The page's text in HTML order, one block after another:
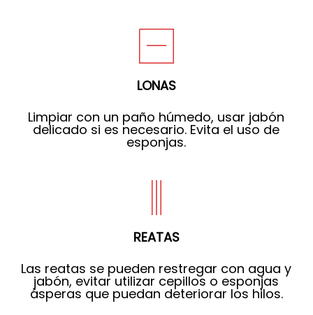
LONAS
Limpiar con un paño húmedo, usar jabón
delicado si es necesario. Evita el uso de
esponjas.
REATAS
Las reatas se pueden restregar con agua y
jabón, evitar utilizar cepillos o esponjas
ásperas que puedan deteriorar los hilos.